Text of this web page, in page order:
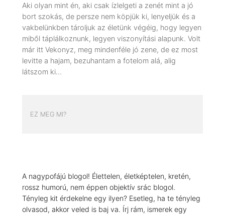
Aki olyan mint én, aki csak ízlelgeti a zenét mint a jó
bort szokás, de persze nem köpjük ki, lenyeljük és a
vakbelünkben tároljuk az életünk végéig, hogy legyen
miből táplálkoznunk, legyen viszonyítási alapunk. Volt
már itt Vekonyz, meg mindenféle jó zene, de ez most
levitte a hajam, bezuhantam a fotelom alá, alig
látszom ki…
EZ MEG MI?
A nagypofájú blogol! Élettelen, életképtelen, kretén,
rossz humorú, nem éppen objektív srác blogol.
Tényleg kit érdekelne egy ilyen? Esetleg, ha te tényleg
olvasod, akkor veled is baj va. Írj rám, ismerek egy